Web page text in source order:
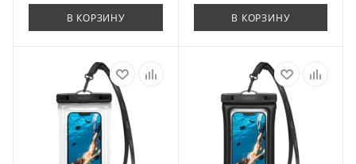
В КОРЗИНУ В КОРЗИНУ